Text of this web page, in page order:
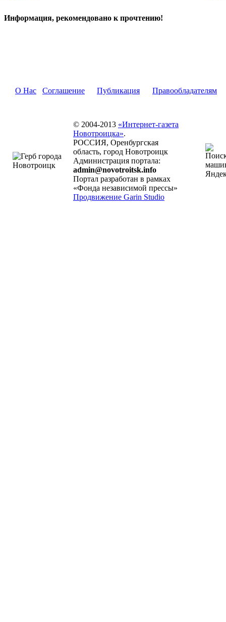
Информация, рекомендовано к прочтению!
О Нас Соглашение Публикация Правообладателям
© 2004-2013 «Интернет-газета
Новотроицка».
РОССИЯ, Оренбургская
область, город Новотроицк
Администрация портала:
admin@novotroitsk.info
Портал разработан в рамках
«Фонда независимой прессы»
Продвижение Garin Studio